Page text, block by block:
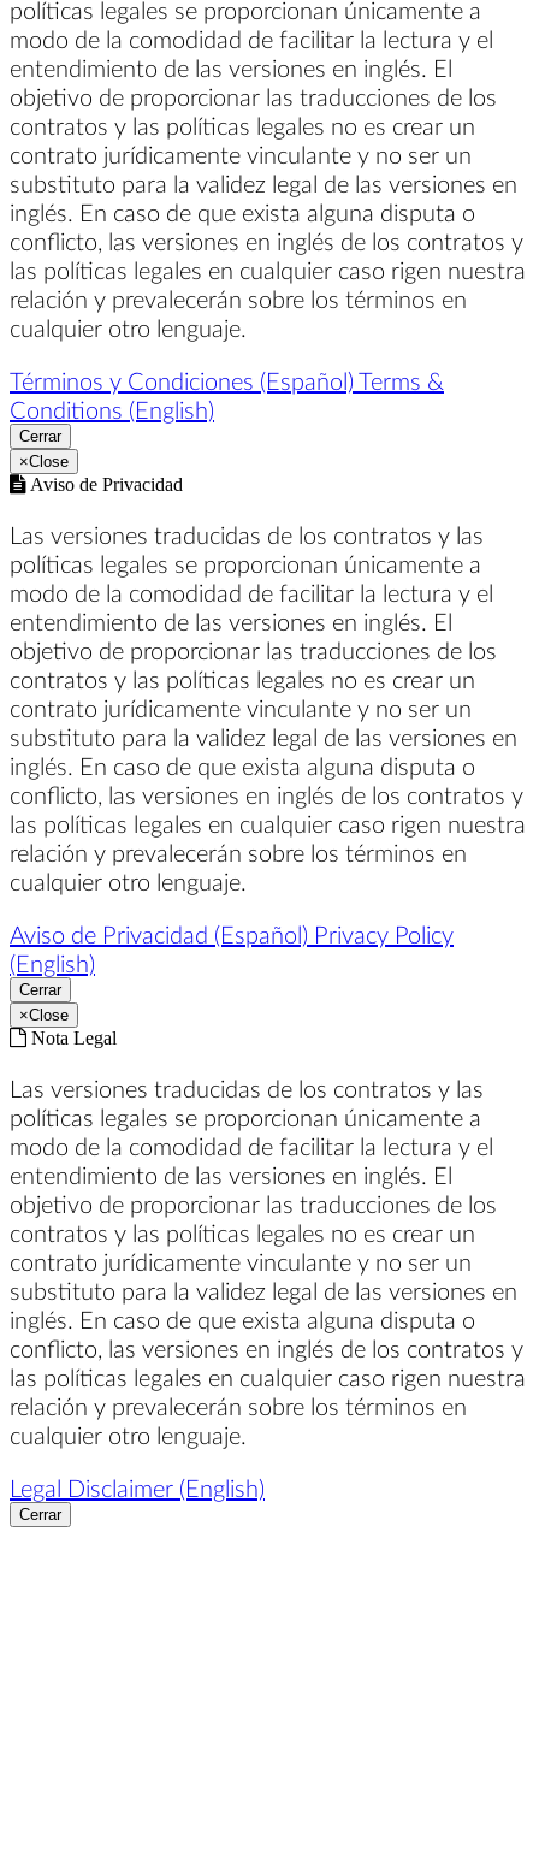
políticas legales se proporcionan únicamente a
modo de la comodidad de facilitar la lectura y el
entendimiento de las versiones en inglés. El
objetivo de proporcionar las traducciones de los
contratos y las políticas legales no es crear un
contrato jurídicamente vinculante y no ser un
substituto para la validez legal de las versiones en
inglés. En caso de que exista alguna disputa o
conflicto, las versiones en inglés de los contratos y
las políticas legales en cualquier caso rigen nuestra
relación y prevalecerán sobre los términos en
cualquier otro lenguaje.
Términos y Condiciones (Español) Terms &
Conditions (English)
Cerrar
×Close
Aviso de Privacidad
Las versiones traducidas de los contratos y las
políticas legales se proporcionan únicamente a
modo de la comodidad de facilitar la lectura y el
entendimiento de las versiones en inglés. El
objetivo de proporcionar las traducciones de los
contratos y las políticas legales no es crear un
contrato jurídicamente vinculante y no ser un
substituto para la validez legal de las versiones en
inglés. En caso de que exista alguna disputa o
conflicto, las versiones en inglés de los contratos y
las políticas legales en cualquier caso rigen nuestra
relación y prevalecerán sobre los términos en
cualquier otro lenguaje.
Aviso de Privacidad (Español) Privacy Policy
(English)
Cerrar
×Close
Nota Legal
Las versiones traducidas de los contratos y las
políticas legales se proporcionan únicamente a
modo de la comodidad de facilitar la lectura y el
entendimiento de las versiones en inglés. El
objetivo de proporcionar las traducciones de los
contratos y las políticas legales no es crear un
contrato jurídicamente vinculante y no ser un
substituto para la validez legal de las versiones en
inglés. En caso de que exista alguna disputa o
conflicto, las versiones en inglés de los contratos y
las políticas legales en cualquier caso rigen nuestra
relación y prevalecerán sobre los términos en
cualquier otro lenguaje.
Legal Disclaimer (English)
Cerrar